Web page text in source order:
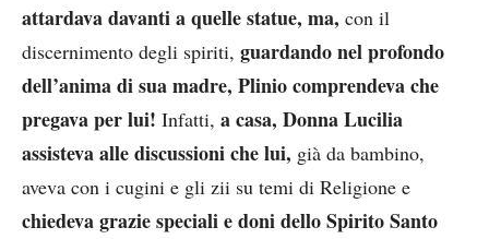
attardava davanti a quelle statue, ma, con il
discernimento degli spiriti, guardando nel profondo
dell’anima di sua madre, Plinio comprendeva che
pregava per lui! Infatti, a casa, Donna Lucilia
assisteva alle discussioni che lui, già da bambino,
aveva con i cugini e gli zii su temi di Religione e
chiedeva grazie speciali e doni dello Spirito Santo